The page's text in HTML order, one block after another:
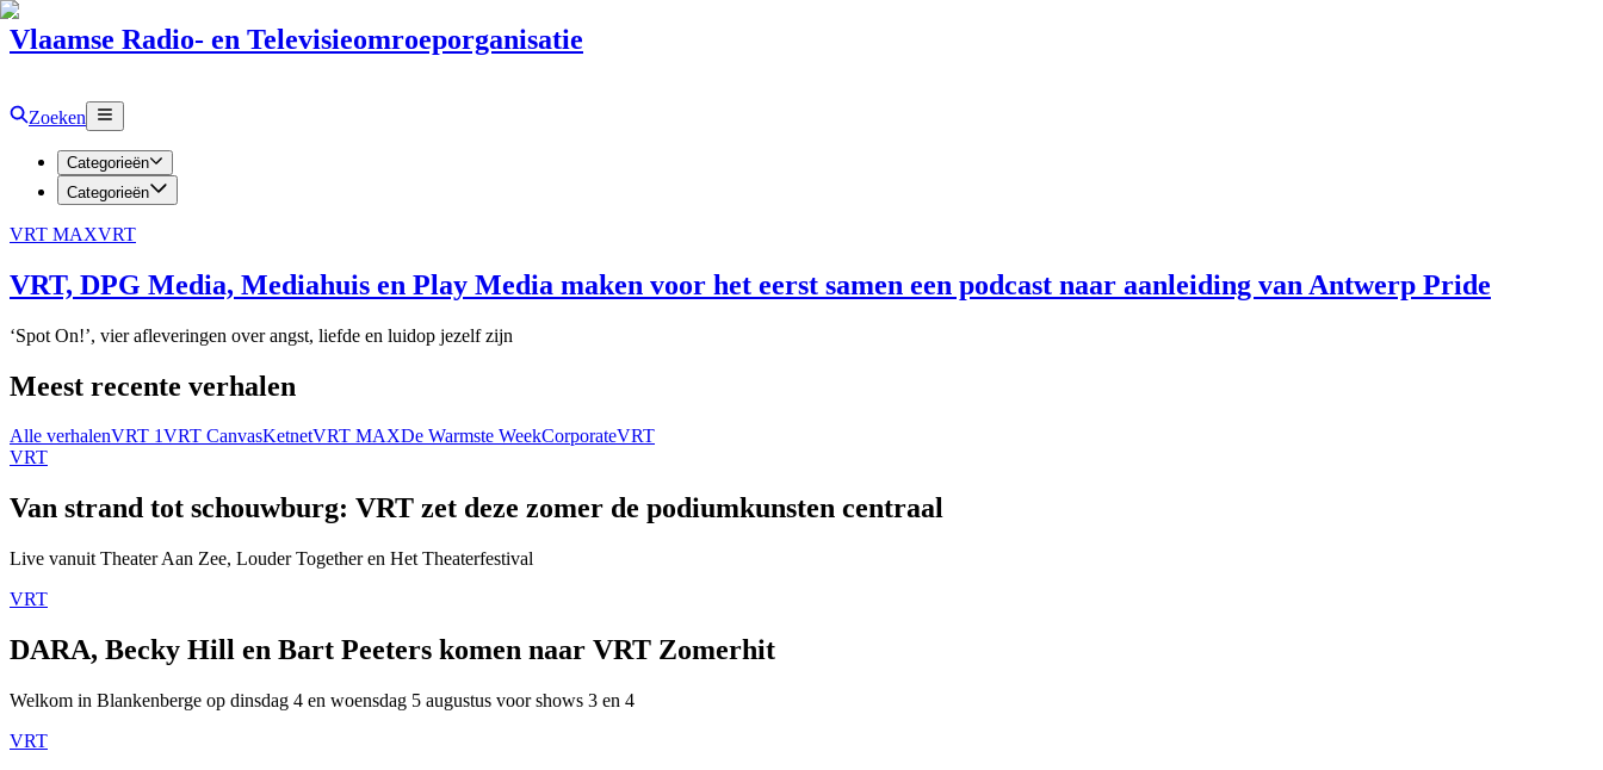
Vlaamse Radio- en Televisieomroeporganisatie
Zoeken
Categorieën
Categorieën
VRT MAXVRT
VRT, DPG Media, Mediahuis en Play Media maken voor het eerst samen een podcast naar aanleiding van Antwerp Pride
‘Spot On!’, vier afleveringen over angst, liefde en luidop jezelf zijn
Meest recente verhalen
Alle verhalenVRT 1VRT CanvasKetnetVRT MAXDe Warmste WeekCorporateVRT
VRT
Van strand tot schouwburg: VRT zet deze zomer de podiumkunsten centraal
Live vanuit Theater Aan Zee, Louder Together en Het Theaterfestival
VRT
DARA, Becky Hill en Bart Peeters komen naar VRT Zomerhit
Welkom in Blankenberge op dinsdag 4 en woensdag 5 augustus voor shows 3 en 4
VRT